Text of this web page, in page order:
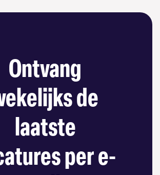
Ontvang
de
laatste
per e-